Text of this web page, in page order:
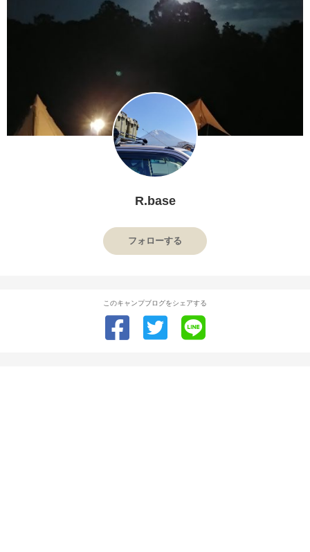
R.base
フォローする
このキャンプブログをシェアする